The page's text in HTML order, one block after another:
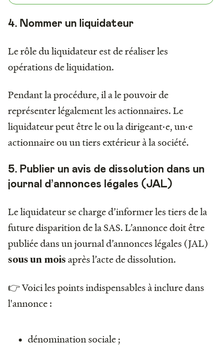
4. Nommer un liquidateur
Le rôle du liquidateur est de réaliser les
opérations de liquidation.
Pendant la procédure, il a le pouvoir de
représenter légalement les actionnaires. Le
liquidateur peut être le ou la dirigeant·e, un·e
actionnaire ou un tiers extérieur à la société.
5. Publier un avis de dissolution dans un
journal d’annonces légales (JAL)
Le liquidateur se charge d’informer les tiers de la
future disparition de la SAS. L’annonce doit être
publiée dans un journal d’annonces légales (JAL)
sous un mois après l’acte de dissolution.
👉 Voici les points indispensables à inclure dans
l'annonce :
dénomination sociale ;